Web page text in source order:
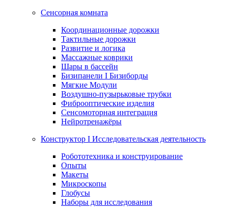
Сенсорная комната
Координационные дорожки
Тактильные дорожки
Развитие и логика
Массажные коврики
Шары в бассейн
Бизипанели I Бизиборды
Мягкие Модули
Воздушно-пузырьковые трубки
Фиброоптические изделия
Сенсомоторная интеграция
Нейротренажёры
Конструктор I Исследовательская деятельность
Робототехника и конструирование
Опыты
Макеты
Микроскопы
Глобусы
Наборы для исследования